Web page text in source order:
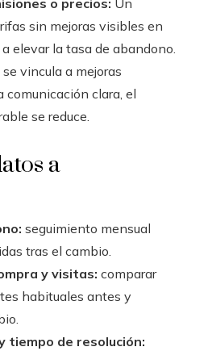
o precios: Un
sin mejoras visibles en
elevar la tasa de abandono.
vincula a mejoras
comunicación clara, el
se reduce.
a
seguimiento mensual
tras el cambio.
y visitas: comparar
habituales antes y
tiempo de resolución: